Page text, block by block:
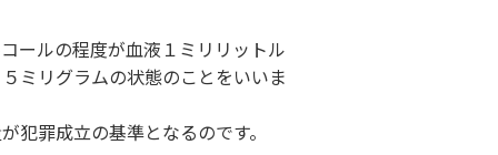
ールの程度が血液１ミリリットル
ミリグラムの状態のことをいいま
犯罪成立の基準となるのです。